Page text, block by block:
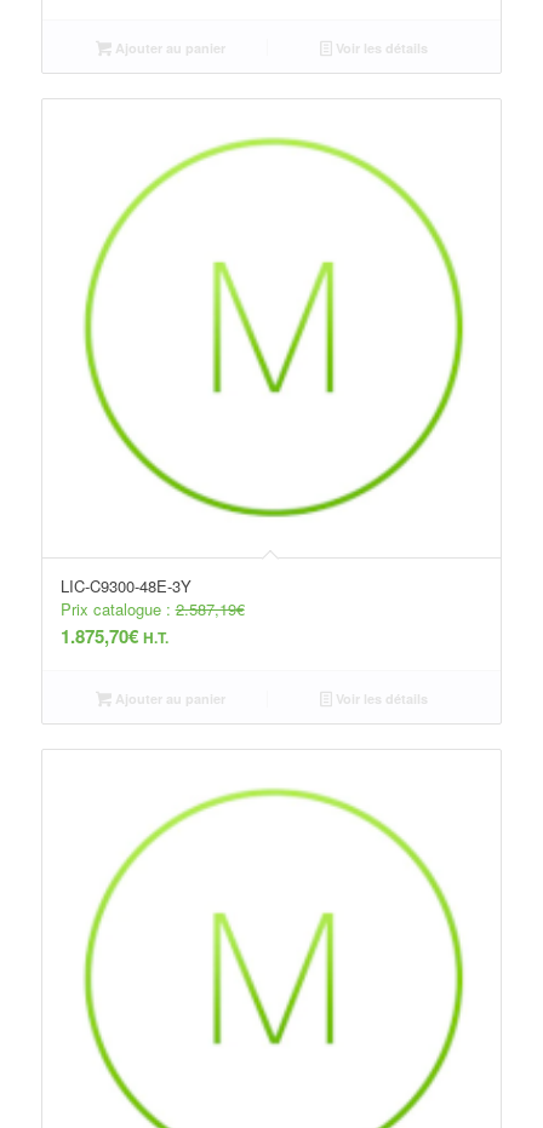
Ajouter au panier Voir les détails
LIC-C9300-48E-3Y
Prix catalogue :2.587,19€
1.875,70€ H.T.
Ajouter au panier Voir les détails